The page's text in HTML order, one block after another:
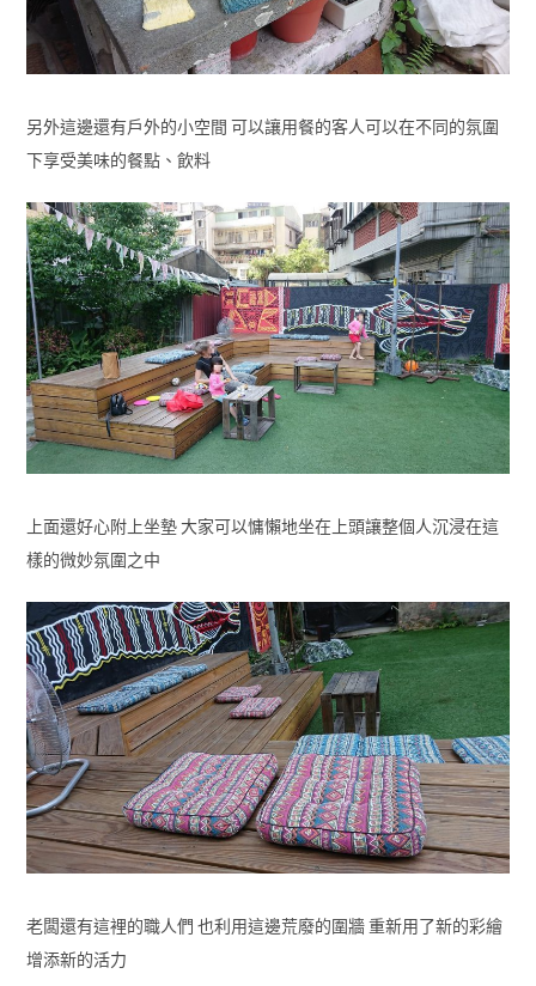
另外這邊還有戶外的小空間 可以讓用餐的客人可以在不同的氛圍
下享受美味的餐點、飲料
上面還好心附上坐墊 大家可以慵懶地坐在上頭讓整個人沉浸在這
樣的微妙氛圍之中
老闆還有這裡的職人們 也利用這邊荒廢的圍牆 重新用了新的彩繪
增添新的活力